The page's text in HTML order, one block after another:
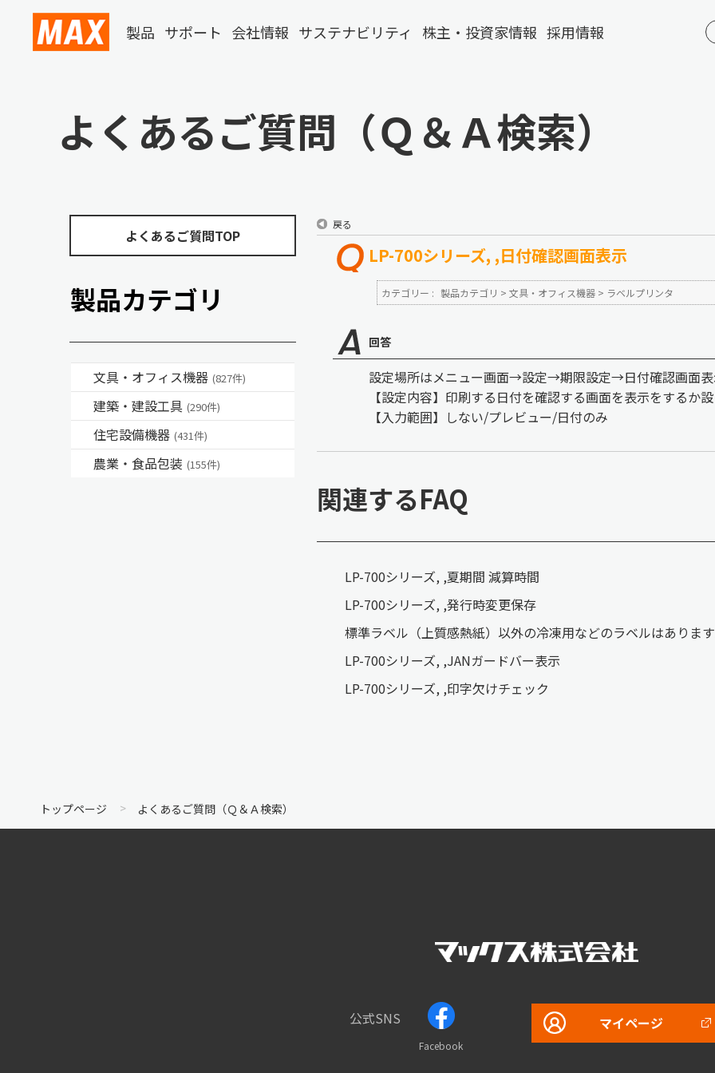
製品 サポート 会社情報 サステナビリティ 株主・投資家情報 採用情報
よくあるご質問（Ｑ＆Ａ検索）
よくあるご質問TOP
製品カテゴリ
文具・オフィス機器 (827件)
建築・建設工具 (290件)
住宅設備機器 (431件)
農業・食品包装 (155件)
戻る
LP-700シリーズ, ,日付確認画面表示
カテゴリー : 製品カテゴリ > 文具・オフィス機器 > ラベルプリンタ
回答
設定場所はメニュー画面→設定→期限設定→日付確認画面
【設定内容】印刷する日付を確認する画面を表示をするか設
【入力範囲】しない/プレビュー/日付のみ
関連するFAQ
LP-700シリーズ, ,夏期間 減算時間
LP-700シリーズ, ,発行時変更保存
標準ラベル（上質感熱紙）以外の冷凍用などのラベルはありま
LP-700シリーズ, ,JANガードバー表示
LP-700シリーズ, ,印字欠けチェック
トップページ よくあるご質問（Ｑ＆Ａ検索）
公式SNS
Facebook
マイページ